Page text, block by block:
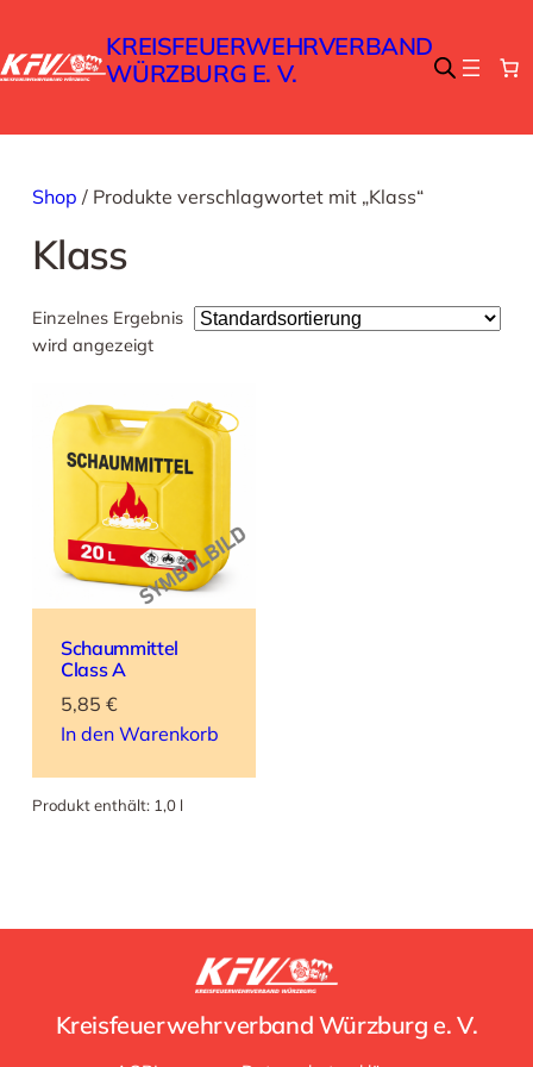
KREISFEUERWEHRVERBAND
WÜRZBURG E. V.
Shop / Produkte verschlagwortet mit „Klass“
Klass
Einzelnes Ergebnis
wird angezeigt
Schaummittel
Class A
5,85 €
In den Warenkorb
Produkt enthält: 1,0 l
Kreisfeuerwehrverband Würzburg e. V.